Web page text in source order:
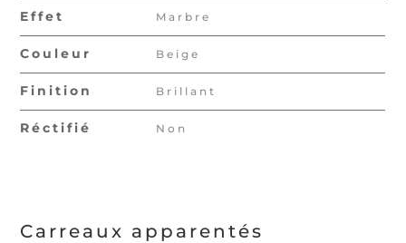
Effet Marbre
Couleur Beige
Finition Brillant
Réctifié Non
Carreaux apparentés